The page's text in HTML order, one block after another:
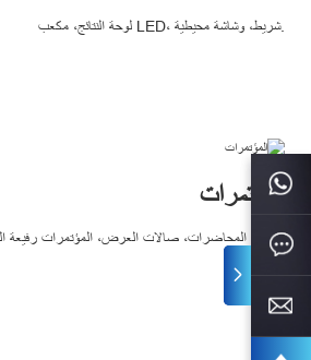
لوحة النتائج، مكعب LED، شريط، وشاشة محيطية.
المؤتمرات
قاعات المحاضرات، صالات العرض، المؤتمرات رفيعة